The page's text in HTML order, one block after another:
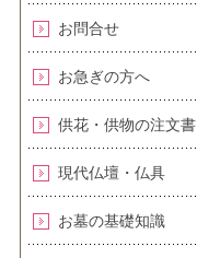
お問合せ
お急ぎの方へ
供花・供物の注文書
現代仏壇・仏具
お墓の基礎知識